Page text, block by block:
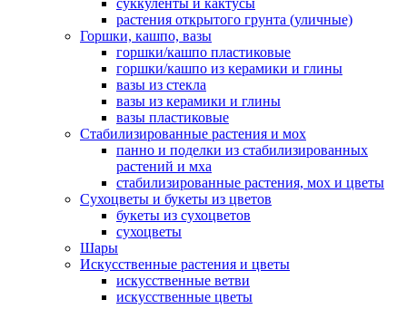
суккуленты и кактусы
растения открытого грунта (уличные)
Горшки, кашпо, вазы
горшки/кашпо пластиковые
горшки/кашпо из керамики и глины
вазы из стекла
вазы из керамики и глины
вазы пластиковые
Стабилизированные растения и мох
панно и поделки из стабилизированных
растений и мха
стабилизированные растения, мох и цветы
Сухоцветы и букеты из цветов
букеты из сухоцветов
сухоцветы
Шары
Искусственные растения и цветы
искусственные ветви
искусственные цветы